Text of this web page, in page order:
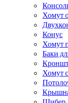
Хомут
Конус
Хомут
Баки
Хомут